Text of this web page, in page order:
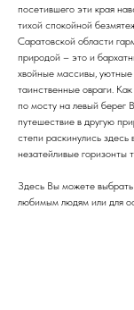
посетившего эти края
тихой спокойной
Саратовской области
природой – это и
хвойные массивы, уютные
таинственные овраги.
по мосту на левый берег
путешествие в другую
степи раскинулись
незатейливые
Здесь Вы можете
любимым людям или для